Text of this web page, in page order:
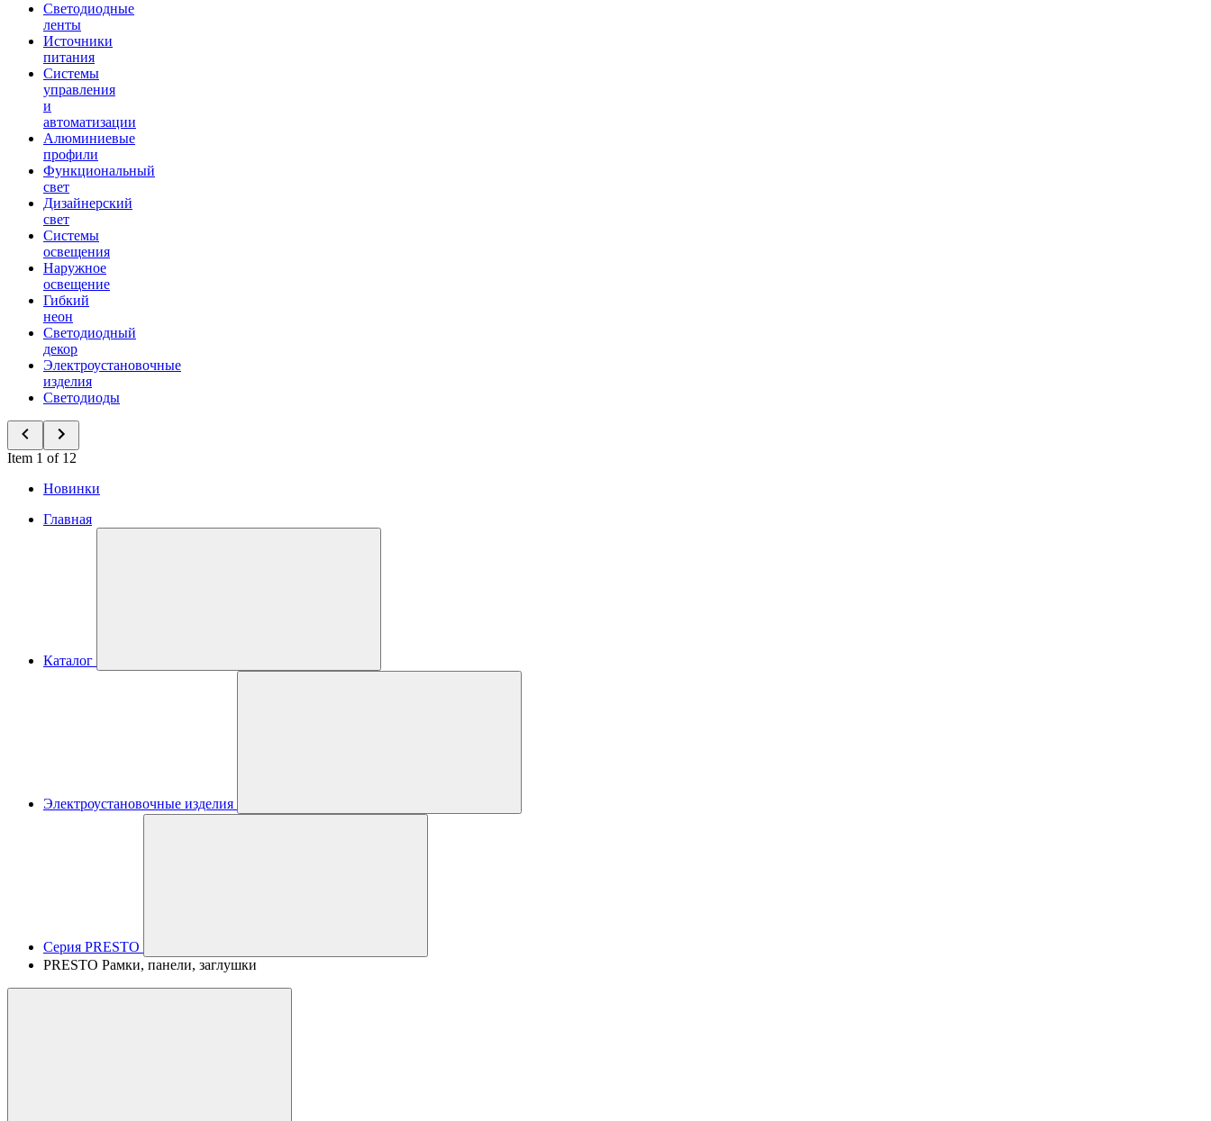
Светодиодные
ленты
Источники
питания
Системы
управления
и
автоматизации
Алюминиевые
профили
Функциональный
свет
Дизайнерский
свет
Системы
освещения
Наружное
освещение
Гибкий
неон
Светодиодный
декор
Электроустановочные
изделия
Светодиоды
Item 1 of 12
Новинки
Главная
Каталог
Электроустановочные изделия
Серия PRESTO
PRESTO Рамки, панели, заглушки